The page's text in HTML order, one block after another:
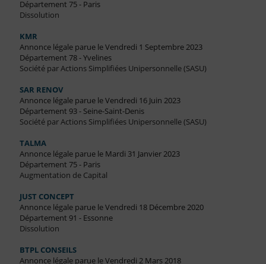
Département 75 - Paris
Dissolution
KMR
Annonce légale parue le Vendredi 1 Septembre 2023
Département 78 - Yvelines
Société par Actions Simplifiées Unipersonnelle (SASU)
SAR RENOV
Annonce légale parue le Vendredi 16 Juin 2023
Département 93 - Seine-Saint-Denis
Société par Actions Simplifiées Unipersonnelle (SASU)
TALMA
Annonce légale parue le Mardi 31 Janvier 2023
Département 75 - Paris
Augmentation de Capital
JUST CONCEPT
Annonce légale parue le Vendredi 18 Décembre 2020
Département 91 - Essonne
Dissolution
BTPL CONSEILS
Annonce légale parue le Vendredi 2 Mars 2018